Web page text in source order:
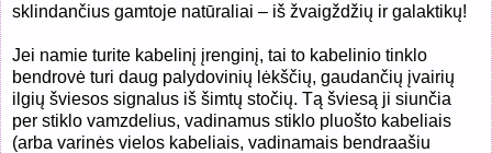
sklindančius gamtoje natūraliai – iš žvaigždžių ir galaktikų!
Jei namie turite kabelinį įrenginį, tai to kabelinio tinklo
bendrovė turi daug palydovinių lėkščių, gaudančių įvairių
ilgių šviesos signalus iš šimtų stočių. Tą šviesą ji siunčia
per stiklo vamzdelius, vadinamus stiklo pluošto kabeliais
(arba varinės vielos kabeliais, vadinamais bendraašiu